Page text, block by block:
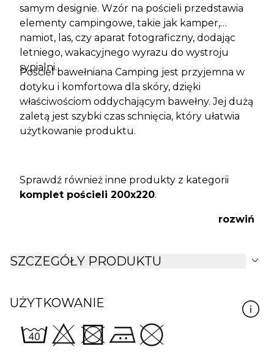
samym designie. Wzór na pościeli przedstawia
elementy campingowe, takie jak kamper,
namiot, las, czy aparat fotograficzny, dodając
letniego, wakacyjnego wyrazu do wystroju
sypialni.
Pościel bawełniana Camping jest przyjemna w
dotyku i komfortowa dla skóry, dzięki
właściwościom oddychającym bawełny. Jej dużą
zaletą jest szybki czas schnięcia, który ułatwia
użytkowanie produktu.
Sprawdź również inne produkty z kategorii
komplet pościeli 200x220.
rozwiń
SZCZEGÓŁY PRODUKTU expand_more
UŻYTKOWANIE